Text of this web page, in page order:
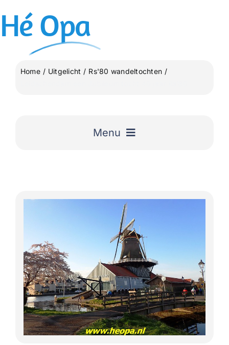
inhoud
Hé Opa
Home Uitgelicht
Rs'80 wandeltochten
Menu
Uitgelicht
Lange Afstand Wandeltochten
Meerdaagse tochten
Buitenlandse Wandelingen
Recente Wandelingen